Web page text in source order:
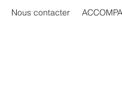
Nous contacter